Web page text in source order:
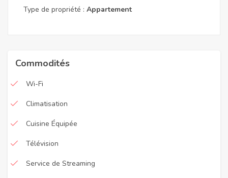
Type de propriété : Appartement
Commodités
Wi-Fi
Climatisation
Cuisine Équipée
Télévision
Service de Streaming